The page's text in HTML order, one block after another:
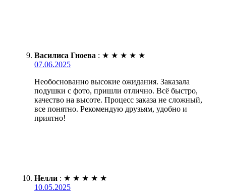
Василиса Гноева : ★ ★ ★ ★ ★
07.06.2025
Необоснованно высокие ожидания. Заказала
подушки с фото, пришли отлично. Всё быстро,
качество на высоте. Процесс заказа не сложный,
все понятно. Рекомендую друзьям, удобно и
приятно!
Нелли : ★ ★ ★ ★ ★
10.05.2025